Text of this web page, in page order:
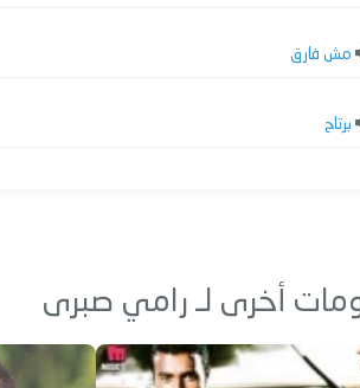
مش فارق
برتاح
أخرى لـ رامي صبرى